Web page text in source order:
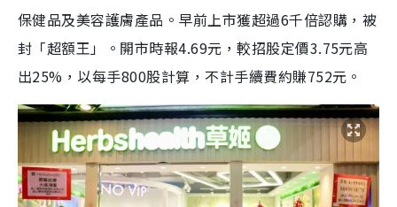
保健品及美容護膚產品。早前上市獲超過6千倍認購，被
封「超額王」。開市時報4.69元，較招股定價3.75元高
出25%，以每手800股計算，不計手續費約賺752元。